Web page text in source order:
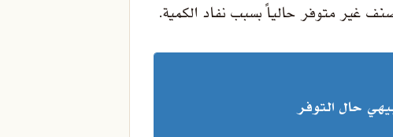
غير متوفر حالياً بسبب نفاد الكمية.
حال التوفر